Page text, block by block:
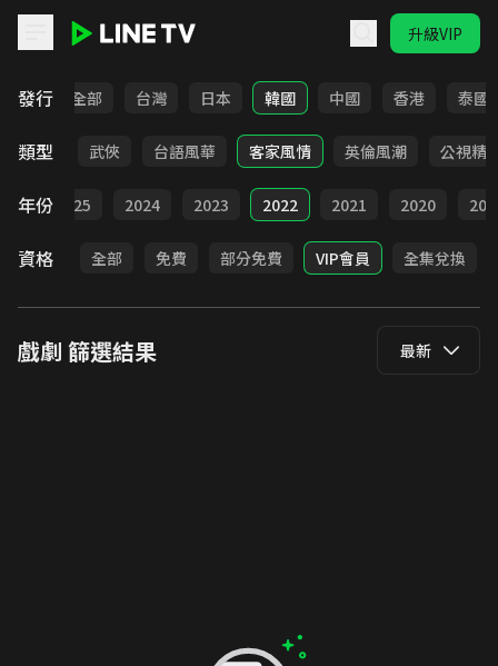
升級VIP
發行 全部 台灣 日本 韓國 中國 香港 泰國
類型
時代 武俠 台語風華 客家風情 英倫風潮 公視精
年份 2025 2024 2023 2022 2021 2020
資格 全部 免費 部分免費 VIP會員 全集兌換
戲劇 篩選結果 最新